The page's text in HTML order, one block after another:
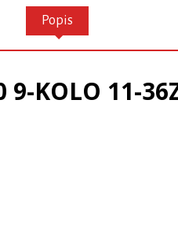
Popis
9-KOLO 11-